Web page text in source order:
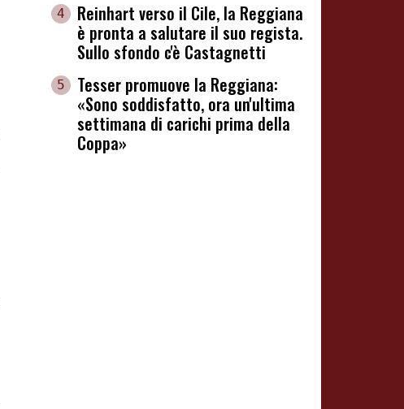
4
Reinhart verso il Cile, la Reggiana
è pronta a salutare il suo regista.
Sullo sfondo c'è Castagnetti
5
Tesser promuove la Reggiana:
«Sono soddisfatto, ora un'ultima
settimana di carichi prima della
Coppa»